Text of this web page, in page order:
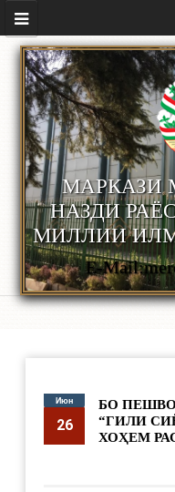
Перейти к основному
МАРКАЗИ
НАЗДИ
МИЛЛИИ
E-
26
Июн
БО
“ГИЛИ
ХОҲЕМ